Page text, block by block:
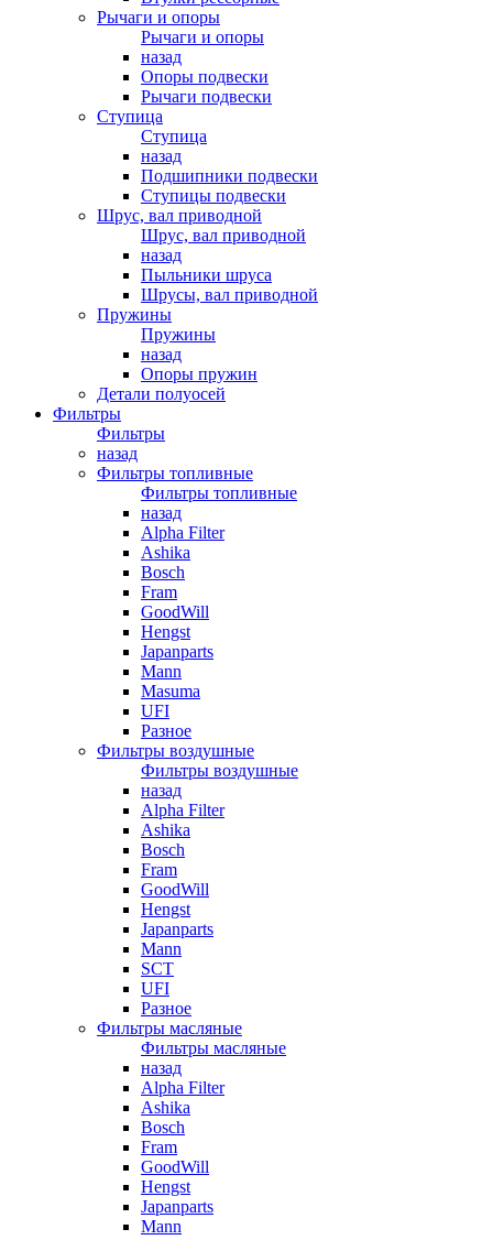
Рычаги и опоры
Рычаги и опоры
назад
Опоры подвески
Рычаги подвески
Ступица
Ступица
назад
Подшипники подвески
Ступицы подвески
Шрус, вал приводной
Шрус, вал приводной
назад
Пыльники шруса
Шрусы, вал приводной
Пружины
Пружины
назад
Опоры пружин
Детали полуосей
Фильтры
Фильтры
назад
Фильтры топливные
Фильтры топливные
назад
Alpha Filter
Ashika
Bosch
Fram
GoodWill
Hengst
Japanparts
Mann
Masuma
UFI
Разное
Фильтры воздушные
Фильтры воздушные
назад
Alpha Filter
Ashika
Bosch
Fram
GoodWill
Hengst
Japanparts
Mann
SCT
UFI
Разное
Фильтры масляные
Фильтры масляные
назад
Alpha Filter
Ashika
Bosch
Fram
GoodWill
Hengst
Japanparts
Mann